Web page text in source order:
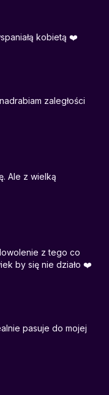
kobietą ❤️
zaległości
Ale z wielką
z tego co
by się nie działo ❤️
pasuje do mojej